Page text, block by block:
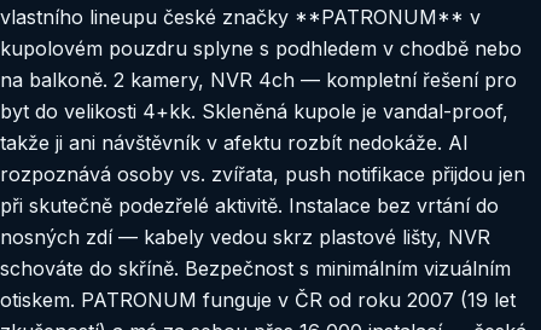
vlastního lineupu české značky **PATRONUM** v
kupolovém pouzdru splyne s podhledem v chodbě nebo
na balkoně. 2 kamery, NVR 4ch — kompletní řešení pro
byt do velikosti 4+kk. Skleněná kupole je vandal-proof,
takže ji ani návštěvník v afektu rozbít nedokáže. AI
rozpoznává osoby vs. zvířata, push notifikace přijdou jen
při skutečně podezřelé aktivitě. Instalace bez vrtání do
nosných zdí — kabely vedou skrz plastové lišty, NVR
schováte do skříně. Bezpečnost s minimálním vizuálním
otiskem. PATRONUM funguje v ČR od roku 2007 (19 let